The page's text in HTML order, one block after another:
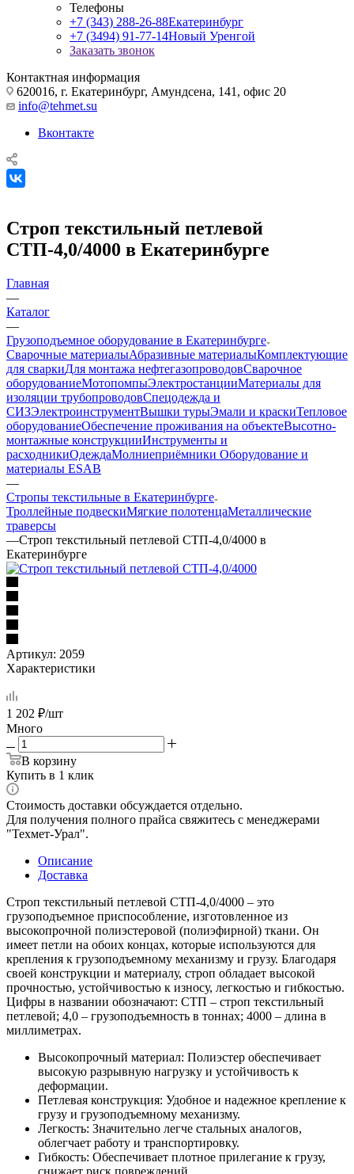
Телефоны
+7 (343) 288-26-88Екатеринбург
+7 (3494) 91-77-14Новый Уренгой
Заказать звонок
Контактная информация
620016, г. Екатеринбург, Амундсена, 141, офис 20
info@tehmet.su
Вконтакте
Строп текстильный петлевой
СТП-4,0/4000 в Екатеринбурге
Главная
—
Каталог
—
Грузоподъемное оборудование в Екатеринбурге
Сварочные материалыАбразивные материалыКомплектующие
для сваркиДля монтажа нефтегазопроводовСварочное
оборудованиеМотопомпыЭлектростанцииМатериалы для
изоляции трубопроводовСпецодежда и
СИЗЭлектроинструментВышки турыЭмали и краскиТепловое
оборудованиеОбеспечение проживания на объектеВысотно-
монтажные конструкцииИнструменты и
расходникиОдеждаМолниеприёмники Оборудование и
материалы ESAB
—
Стропы текстильные в Екатеринбурге
Троллейные подвескиМягкие полотенцаМеталлические
траверсы
—Строп текстильный петлевой СТП-4,0/4000 в
Екатеринбурге
Артикул: 2059
Характеристики
1 202 ₽/шт
Много
В корзину
Купить в 1 клик
Стоимость доставки обсуждается отдельно.
Для получения полного прайса свяжитесь с менеджерами
"Техмет-Урал".
Описание
Доставка
Строп текстильный петлевой СТП-4,0/4000 – это
грузоподъемное приспособление, изготовленное из
высокопрочной полиэстеровой (полиэфирной) ткани. Он
имеет петли на обоих концах, которые используются для
крепления к грузоподъемному механизму и грузу. Благодаря
своей конструкции и материалу, строп обладает высокой
прочностью, устойчивостью к износу, легкостью и гибкостью.
Цифры в названии обозначают: СТП – строп текстильный
петлевой; 4,0 – грузоподъемность в тоннах; 4000 – длина в
миллиметрах.
Высокопрочный материал: Полиэстер обеспечивает
высокую разрывную нагрузку и устойчивость к
деформации.
Петлевая конструкция: Удобное и надежное крепление к
грузу и грузоподъемному механизму.
Легкость: Значительно легче стальных аналогов,
облегчает работу и транспортировку.
Гибкость: Обеспечивает плотное прилегание к грузу,
снижает риск повреждений.